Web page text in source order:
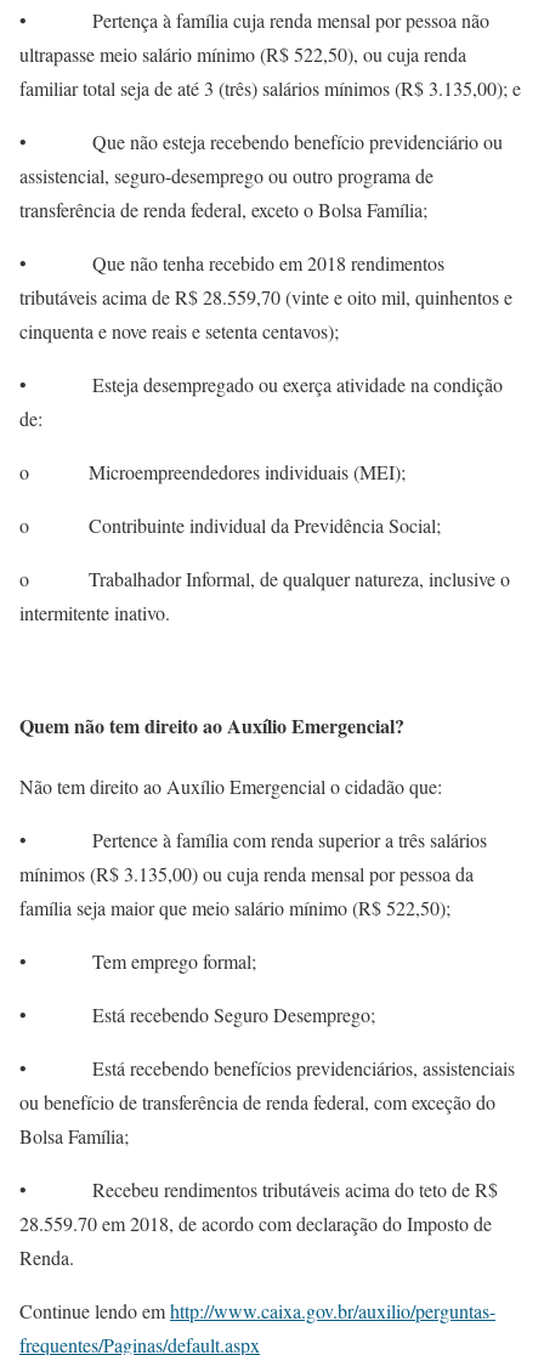
• Pertença à família cuja renda mensal por pessoa não
ultrapasse meio salário mínimo (R$ 522,50), ou cuja renda
familiar total seja de até 3 (três) salários mínimos (R$ 3.135,00); e
• Que não esteja recebendo benefício previdenciário ou
assistencial, seguro-desemprego ou outro programa de
transferência de renda federal, exceto o Bolsa Família;
• Que não tenha recebido em 2018 rendimentos
tributáveis acima de R$ 28.559,70 (vinte e oito mil, quinhentos e
cinquenta e nove reais e setenta centavos);
• Esteja desempregado ou exerça atividade na condição
de:
o Microempreendedores individuais (MEI);
o Contribuinte individual da Previdência Social;
o Trabalhador Informal, de qualquer natureza, inclusive o
intermitente inativo.
Quem não tem direito ao Auxílio Emergencial?
Não tem direito ao Auxílio Emergencial o cidadão que:
• Pertence à família com renda superior a três salários
mínimos (R$ 3.135,00) ou cuja renda mensal por pessoa da
família seja maior que meio salário mínimo (R$ 522,50);
• Tem emprego formal;
• Está recebendo Seguro Desemprego;
• Está recebendo benefícios previdenciários, assistenciais
ou benefício de transferência de renda federal, com exceção do
Bolsa Família;
• Recebeu rendimentos tributáveis acima do teto de R$
28.559.70 em 2018, de acordo com declaração do Imposto de
Renda.
Continue lendo emhttp://www.caixa.gov.br/auxilio/perguntas-
frequentes/Paginas/default.aspx